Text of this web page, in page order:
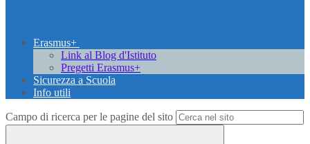
Erasmus+
Link al Blog d'Istituto
Pregetti Erasmus+
Sicurezza a Scuola
Info utili
Campo di ricerca per le pagine del sito